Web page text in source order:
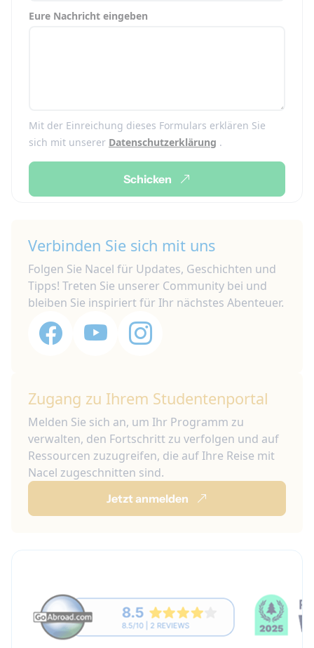
Eure Nachricht eingeben
Mit der Einreichung dieses Formulars erklären Sie
sich mit unserer Datenschutzerklärung .
Schicken
Verbinden Sie sich mit uns
Folgen Sie Nacel für Updates, Geschichten und
Tipps! Treten Sie unserer Community bei und
bleiben Sie inspiriert für Ihr nächstes Abenteuer.
Zugang zu Ihrem Studentenportal
Melden Sie sich an, um Ihr Programm zu
verwalten, den Fortschritt zu verfolgen und auf
Ressourcen zuzugreifen, die auf Ihre Reise mit
Nacel zugeschnitten sind.
Jetzt anmelden